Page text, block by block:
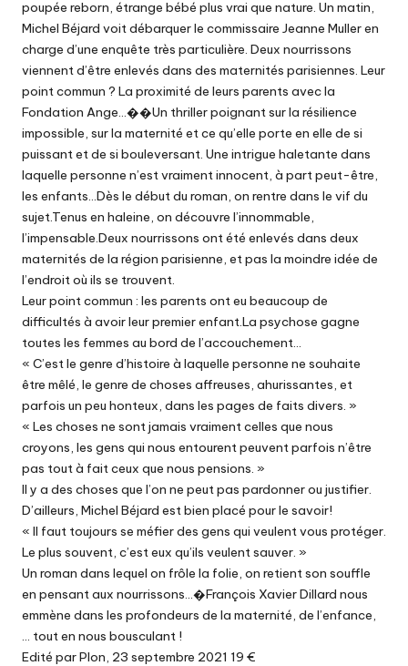
poupée reborn, étrange bébé plus vrai que nature. Un matin,
Michel Béjard voit débarquer le commissaire Jeanne Muller en
charge d’une enquête très particulière. Deux nourrissons
viennent d’être enlevés dans des maternités parisiennes. Leur
point commun ? La proximité de leurs parents avec la
Fondation Ange…��Un thriller poignant sur la résilience
impossible, sur la maternité et ce qu’elle porte en elle de si
puissant et de si bouleversant. Une intrigue haletante dans
laquelle personne n’est vraiment innocent, à part peut-être,
les enfants…Dès le début du roman, on rentre dans le vif du
sujet.Tenus en haleine, on découvre l’innommable,
l’impensable.Deux nourrissons ont été enlevés dans deux
maternités de la région parisienne, et pas la moindre idée de
l’endroit où ils se trouvent.
Leur point commun : les parents ont eu beaucoup de
difficultés à avoir leur premier enfant.La psychose gagne
toutes les femmes au bord de l’accouchement…
« C’est le genre d’histoire à laquelle personne ne souhaite
être mêlé, le genre de choses affreuses, ahurissantes, et
parfois un peu honteux, dans les pages de faits divers. »
« Les choses ne sont jamais vraiment celles que nous
croyons, les gens qui nous entourent peuvent parfois n’être
pas tout à fait ceux que nous pensions. »
Il y a des choses que l’on ne peut pas pardonner ou justifier.
D’ailleurs, Michel Béjard est bien placé pour le savoir!
« Il faut toujours se méfier des gens qui veulent vous protéger.
Le plus souvent, c’est eux qu’ils veulent sauver. »
Un roman dans lequel on frôle la folie, on retient son souffle
en pensant aux nourrissons…�François Xavier Dillard nous
emmène dans les profondeurs de la maternité, de l’enfance,
… tout en nous bousculant !
Edité par Plon, 23 septembre 2021 19 €